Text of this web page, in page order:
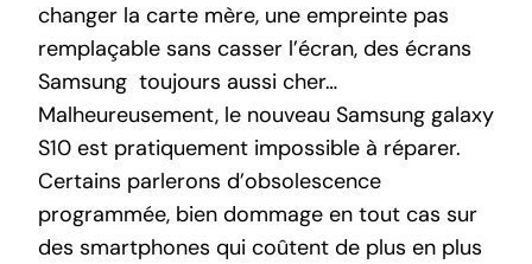
changer la carte mère, une empreinte pas
remplaçable sans casser l’écran, des écrans
Samsung toujours aussi cher…
Malheureusement, le nouveau Samsung galaxy
S10 est pratiquement impossible à réparer.
Certains parlerons d’obsolescence
programmée, bien dommage en tout cas sur
des smartphones qui coûtent de plus en plus